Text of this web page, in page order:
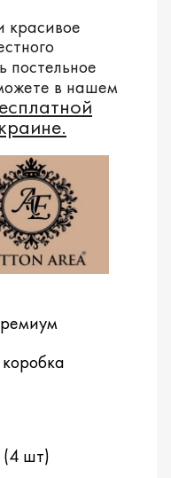
красивое
постельное
в нашем
(4 шт)